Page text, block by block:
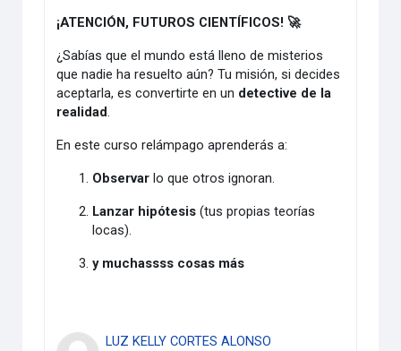
¡ATENCIÓN, FUTUROS CIENTÍFICOS! 🚀
¿Sabías que el mundo está lleno de misterios
que nadie ha resuelto aún? Tu misión, si decides
aceptarla, es convertirte en un detective de la
realidad.
En este curso relámpago aprenderás a:
Observar lo que otros ignoran.
Lanzar hipótesis (tus propias teorías
locas).
y muchassss cosas más
LUZ KELLY CORTES ALONSO